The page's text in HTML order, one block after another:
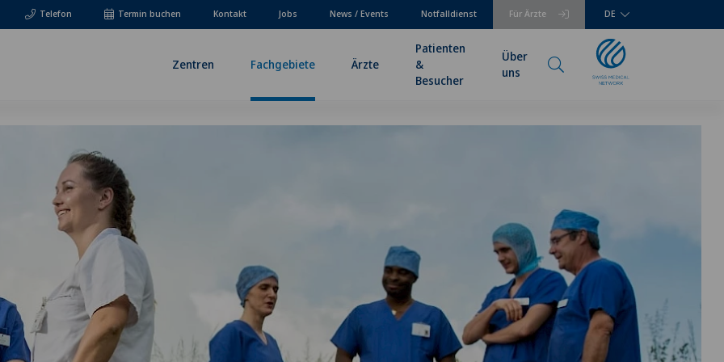
Telefon Für Ärzte
Termin buchen Kontakt Jobs News / Events Notfalldienst DE
Zentren Fachgebiete Ärzte
Patienten
&
Besucher
Über
uns